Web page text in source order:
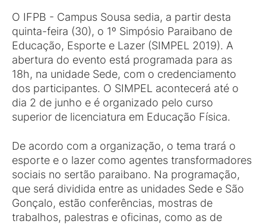
O IFPB - Campus Sousa sedia, a partir desta
quinta-feira (30), o 1º Simpósio Paraibano de
Educação, Esporte e Lazer (SIMPEL 2019). A
abertura do evento está programada para as
18h, na unidade Sede, com o credenciamento
dos participantes. O SIMPEL acontecerá até o
dia 2 de junho e é organizado pelo curso
superior de licenciatura em Educação Física.
De acordo com a organização, o tema trará o
esporte e o lazer como agentes transformadores
sociais no sertão paraibano. Na programação,
que será dividida entre as unidades Sede e São
Gonçalo, estão conferências, mostras de
trabalhos, palestras e oficinas, como as de